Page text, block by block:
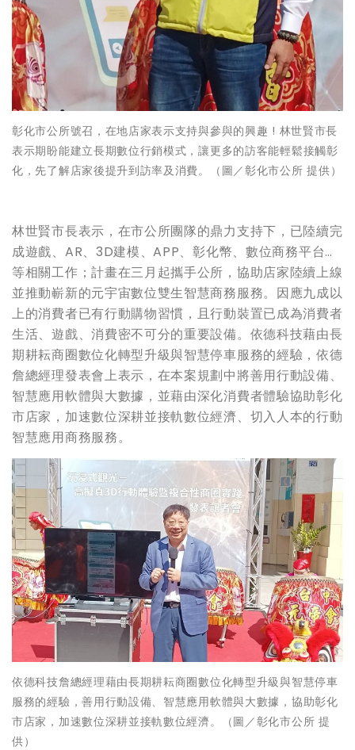
彰化市公所號召，在地店家表示支持與參與的興趣 ! 林世賢市長
表示期盼能建立長期數位行銷模式，讓更多的訪客能輕鬆接觸彰
化，先了解店家後提升到訪率及消費。（圖／彰化市公所 提供）
林世賢市長表示，在市公所團隊的鼎力支持下，已陸續完
成遊戲、AR、3D建模、APP、彰化幣、數位商務平台…
等相關工作；計畫在三月起攜手公所，協助店家陸續上線
並推動嶄新的元宇宙數位雙生智慧商務服務。因應九成以
上的消費者已有行動購物習慣，且行動裝置已成為消費者
生活、遊戲、消費密不可分的重要設備。依德科技藉由長
期耕耘商圈數位化轉型升級與智慧停車服務的經驗，依德
詹總經理發表會上表示，在本案規劃中將善用行動設備、
智慧應用軟體與大數據，並藉由深化消費者體驗協助彰化
市店家，加速數位深耕並接軌數位經濟、切入人本的行動
智慧應用商務服務。
依德科技詹總經理藉由長期耕耘商圈數位化轉型升級與智慧停車
服務的經驗，善用行動設備、智慧應用軟體與大數據，協助彰化
市店家，加速數位深耕並接軌數位經濟。（圖／彰化市公所 提
供）